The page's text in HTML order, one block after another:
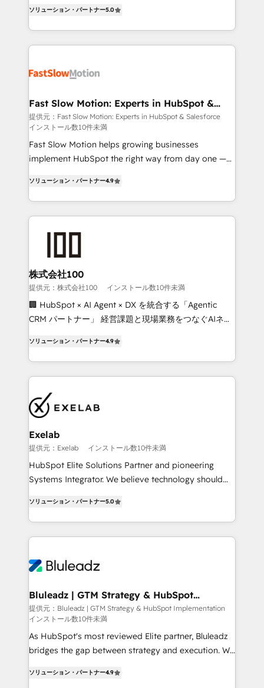
HubSpot temps réel, formation équipes. 🏆 +350
projets livrés. Accrédités HubSpot CRM
Implementation, Data Migration & Custom
digitaweb.com
but never see the ROI they expected due to poor
adoption, messy data, and disconnected teams
getting in the way. That’s where we come in. We
design, implement, and optimise HubSpot so it
services include: - Choosing the right HubSpot
package for your business - Full CRM, Marketing, and
Sales Hub implementations - Custom dashboards
and reporting - Workflow automation and data
clean-up - Sales enablement and team training -
Leeds and London, we partner with SMEs across the
UK who are ready to turn HubSpot into the growth
engine it’s meant to be.
ソリューション・パートナー5.0
Fast Slow Motion: Experts in HubSpot &
Salesforce
提供元：Fast Slow Motion: Experts in HubSpot & Salesforce
インストール数10件未満
Fast Slow Motion helps growing businesses
implement HubSpot the right way from day one —
Highly certified in both HubSpot and Salesforce, we
bring deep experience in CRM implementation,
integrations, and data migration across modern
combines strong technical execution with real
business perspective. Many of our consultants have
scaled businesses themselves, giving us a practical
understanding of what owners and operators need
as their systems, data, and processes evolve. Since
range of industries, including healthcare, software,
B2B services, manufacturing, financial services and
on delivering clean, scalable, AI-ready systems that
create long-term value and a consistently strong
ソリューション・パートナー4.9
株式会社100
提供元：株式会社100 インストール数10件未満
🏢 HubSpot × AI Agent × DX を統合する「Agentic
CRM パートナー」 経営課題と現場業務をつなぐAIネイ
力で顧客フロント業務を再設計します。 💡 100inc は何
をする会社か？ HubSpotを共通基盤に、AIエージェン
トを組み込んだ顧客フロント業務（マーケティング・営
ィブ・エージェンシーです。事業部・グループ会社・部
門が分立する組織で、データと業務プロセスのサイロ化
を、CRMを軸とした全社共通基盤に再構築します。意
思決定者・PMO・現場担当者に並走します。 1️⃣
HubSpot導入・活用支援 顧客データの一元化から、
GTMの見える化・自動化まで。全Hub統合運用、デー
2️⃣ AIエージェント組織構築 営業・マーケティング業務
の一部をAIが自律実行する組織への移行を設計・実装。
DX × AI推進のPMO伴走支援 複数部門をまたぐDX×AI変
革を、構想から実装・定着までPMOとして主導。「設
の統合・浸透・変革管理を実行します。 ▸ CMS戦略設
計・構築：リード獲得・CVR・SEOを前提にした情報設
計・導線設計・テンプレート設計をContent Hubで一体
提供。 ▸ 既存CRM・MAからの移行支援：Salesforce・
Marketo・Pardot等からの移行、カスタム設計、履歴
データ移行と活用設計まで。 ▸ AEO対応：ChatGPT・
ソリューション・パートナー4.9
Exelab
提供元：Exelab インストール数10件未満
HubSpot Elite Solutions Partner and pioneering
Systems Integrator. We believe technology should
Every engagement begins with clear objectives,
customer journey mapping, and measurable KPIs.
Only then we architect solutions. The question is
outcomes to deliver. -SYSTEM INTEGRATION-
make HubSpot the operational hub, integrated with
SAP, Microsoft Dynamics, custom ERPs, and any
enterprise platform. Proprietary apps extend
HubSpot beyond standard configurations. -AI-
FIRST- AI across customer-facing operations to
unlock efficiency at scale. From predictive
ソリューション・パートナー5.0
Bluleadz | GTM Strategy & HubSpot
Implementation
提供元：Bluleadz | GTM Strategy & HubSpot Implementation
インストール数10件未満
As HubSpot's most reviewed Elite partner, Bluleadz
bridges the gap between strategy and execution. We
Operating System (GTM OS) to align your leadership
ソリューション・パートナー4.9